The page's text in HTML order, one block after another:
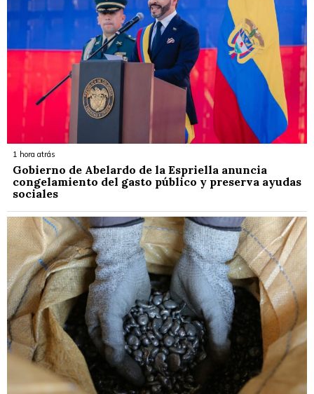
1 hora atrás
Gobierno de Abelardo de la Espriella anuncia
congelamiento del gasto público y preserva ayudas
sociales